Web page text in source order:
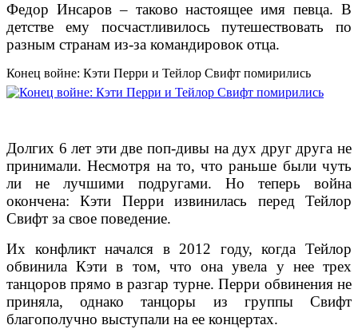
Федор Инсаров – таково настоящее имя певца. В
детстве ему посчастливилось путешествовать по
разным странам из-за командировок отца.
Конец войне: Кэти Перри и Тейлор Свифт помирились
Долгих 6 лет эти две поп-дивы на дух друг друга не
принимали. Несмотря на то, что раньше были чуть
ли не лучшими подругами. Но теперь война
окончена: Кэти Перри извинилась перед Тейлор
Свифт за свое поведение.
Их конфликт начался в 2012 году, когда Тейлор
обвинила Кэти в том, что она увела у нее трех
танцоров прямо в разгар турне. Перри обвинения не
приняла, однако танцоры из группы Свифт
благополучно выступали на ее концертах.